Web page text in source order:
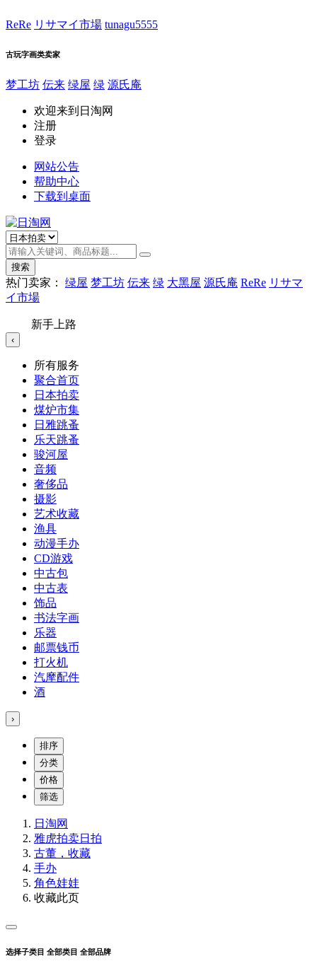
ReRe リサマイ市場 tunagu5555
古玩字画类卖家
梦工坊 伝来 绿屋 绿 源氏庵
欢迎来到日淘网
注册
登录
网站公告
帮助中心
下载到桌面
搜索
热门卖家： 绿屋 梦工坊 伝来 绿 大黑屋 源氏庵 ReRe リサマ
イ市場
新手上路
‹
所有服务
聚合首页
日本拍卖
煤炉市集
日雅跳蚤
乐天跳蚤
骏河屋
音频
奢侈品
摄影
艺术收藏
渔具
动漫手办
CD游戏
中古包
中古表
饰品
书法字画
乐器
邮票钱币
打火机
汽摩配件
酒
›
排序
分类
价格
筛选
日淘网
雅虎拍卖日拍
古董，收藏
手办
角色娃娃
收藏此页
选择子类目 全部类目 全部品牌